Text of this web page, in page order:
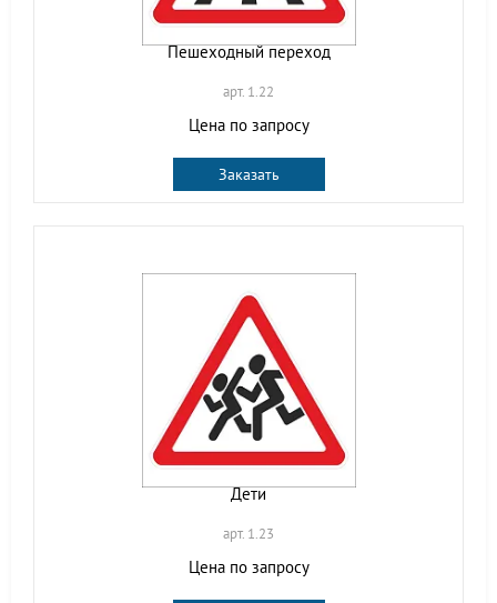
Пешеходный переход
арт. 1.22
Цена по запросу
Заказать
Дети
арт. 1.23
Цена по запросу